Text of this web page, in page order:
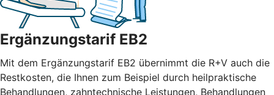
Ergänzungstarif EB2
Mit dem Ergänzungstarif EB2 übernimmt die R+V auch die
Restkosten, die Ihnen zum Beispiel durch heilpraktische
Behandlungen, zahntechnische Leistungen, Behandlungen